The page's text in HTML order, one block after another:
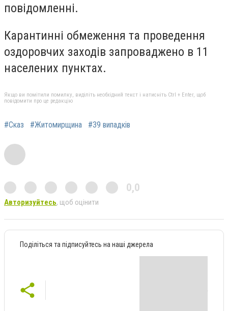
повідомленні.
Карантинні обмеження та проведення
оздоровчих заходів запроваджено в 11
населених пунктах.
Якщо ви помітили помилку, виділіть необхідний текст і натисніть Ctrl + Enter, щоб
повідомити про це редакцію
#Сказ #Житомирщина #39 випадків
0,0
Авторизуйтесь, щоб оцінити
Поділіться та підписуйтесь на наші джерела